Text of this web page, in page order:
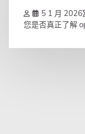
5 1 月 2026
您是否真正了解